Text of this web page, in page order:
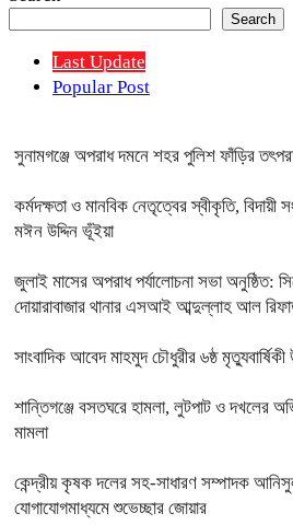
Search
Last Update
Popular Post
সুনামগঞ্জে অপরাধ দমনে শহর পুলিশ ফাঁড়ির
কর্মদক্ষতা ও মানবিক নেতৃত্বের স্বীকৃতি, বিদায়ী
মঈন উদ্দিন ভূঁইয়া
জুলাই মাসের অপরাধ পর্যালোচনা সভা অনুষ্ঠিত:
দোয়ারাবাজার থানার এসআই আব্দুল্লাহ আল
সাংবাদিক আবেদ মাহমুদ চৌধুরীর ৬ষ্ঠ
শান্তিগঞ্জে বসতঘরে হামলা, লুটপাট ও দখলের
মামলা
কেন্দ্রীয় কৃষক দলের সহ-সাধারণ সম্পাদক
যোগাযোগমাধ্যমে শুভেচ্ছার জোয়ার